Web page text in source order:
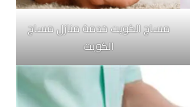
مساج الكويت خدمة منازل مساج
الكويت